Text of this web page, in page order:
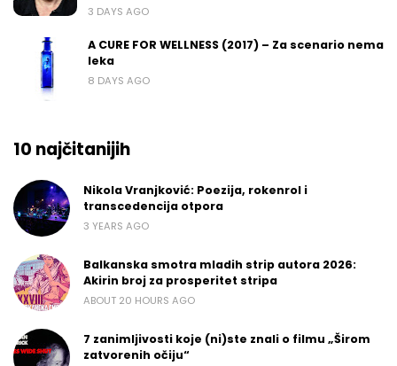
3 DAYS AGO
A CURE FOR WELLNESS (2017) – Za scenario nema
leka
8 DAYS AGO
10 najčitanijih
Nikola Vranjković: Poezija, rokenrol i
transcedencija otpora
3 YEARS AGO
Balkanska smotra mladih strip autora 2026:
Akirin broj za prosperitet stripa
ABOUT 20 HOURS AGO
7 zanimljivosti koje (ni)ste znali o filmu „Širom
zatvorenih očiju“